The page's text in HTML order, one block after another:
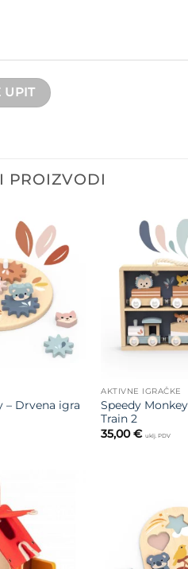
PROIZVODI
Dodajte
na listu
– Drvena igra
AKTIVNE IGRAČKE
Speedy
Train 2
35,00€ uklj. PDV